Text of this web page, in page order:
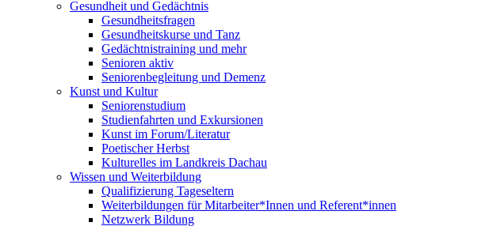
Gesundheit und Gedächtnis
Gesundheitsfragen
Gesundheitskurse und Tanz
Gedächtnistraining und mehr
Senioren aktiv
Seniorenbegleitung und Demenz
Kunst und Kultur
Seniorenstudium
Studienfahrten und Exkursionen
Kunst im Forum/Literatur
Poetischer Herbst
Kulturelles im Landkreis Dachau
Wissen und Weiterbildung
Qualifizierung Tageseltern
Weiterbildungen für Mitarbeiter*Innen und Referent*innen
Netzwerk Bildung